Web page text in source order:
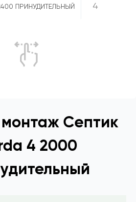
ПРИНУДИТЕЛЬНЫЙ 4
Септик
4 2000